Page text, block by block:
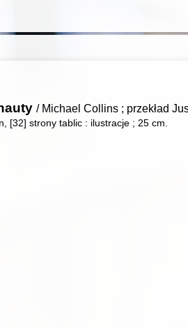
/ Michael Collins ; przekład
[32] strony tablic : ilustracje ; 25 cm.